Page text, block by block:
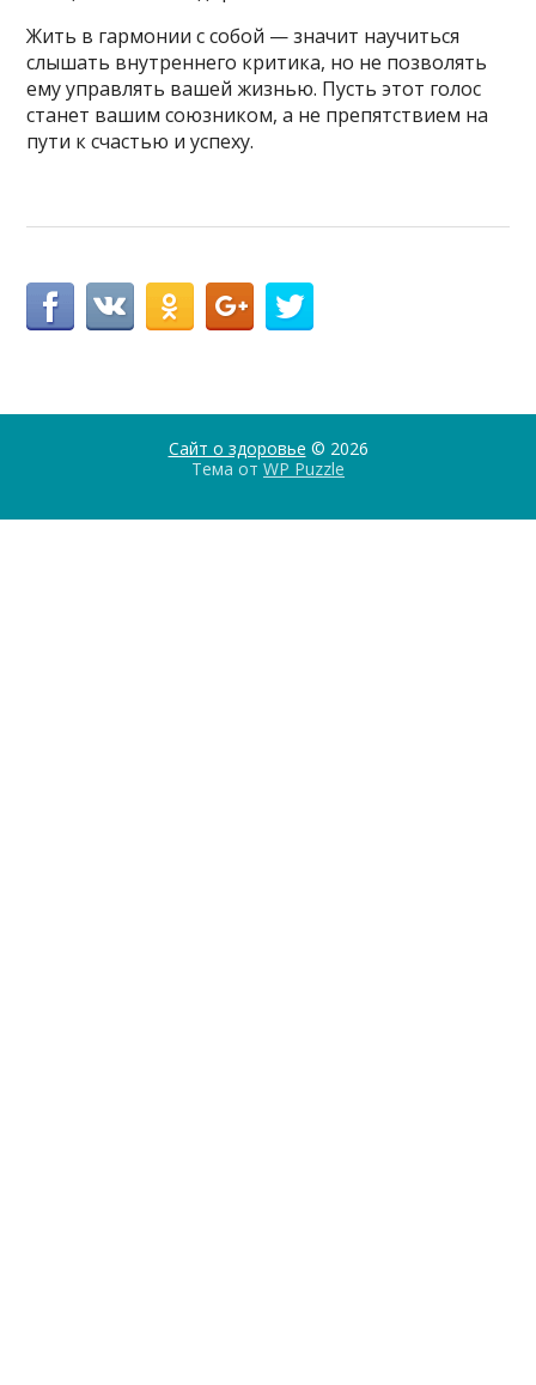
Жить в гармонии с собой — значит научиться
слышать внутреннего критика, но не позволять
ему управлять вашей жизнью. Пусть этот голос
станет вашим союзником, а не препятствием на
пути к счастью и успеху.
Сайт о здоровье © 2026
Тема от WP Puzzle